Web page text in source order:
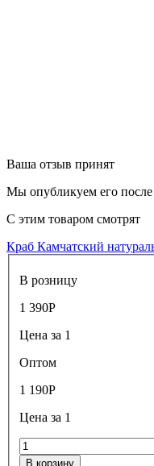
Ваша отзыв принят
Мы опубликуем его
С этим товаром смотрят
Краб Камчатский
В розницу
1 390Р
Цена за 1
Оптом
1 190Р
Цена за 1
В корзину